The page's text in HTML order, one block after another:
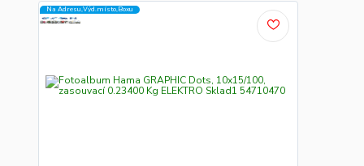
Na Adresu,Výd.místo,Boxu